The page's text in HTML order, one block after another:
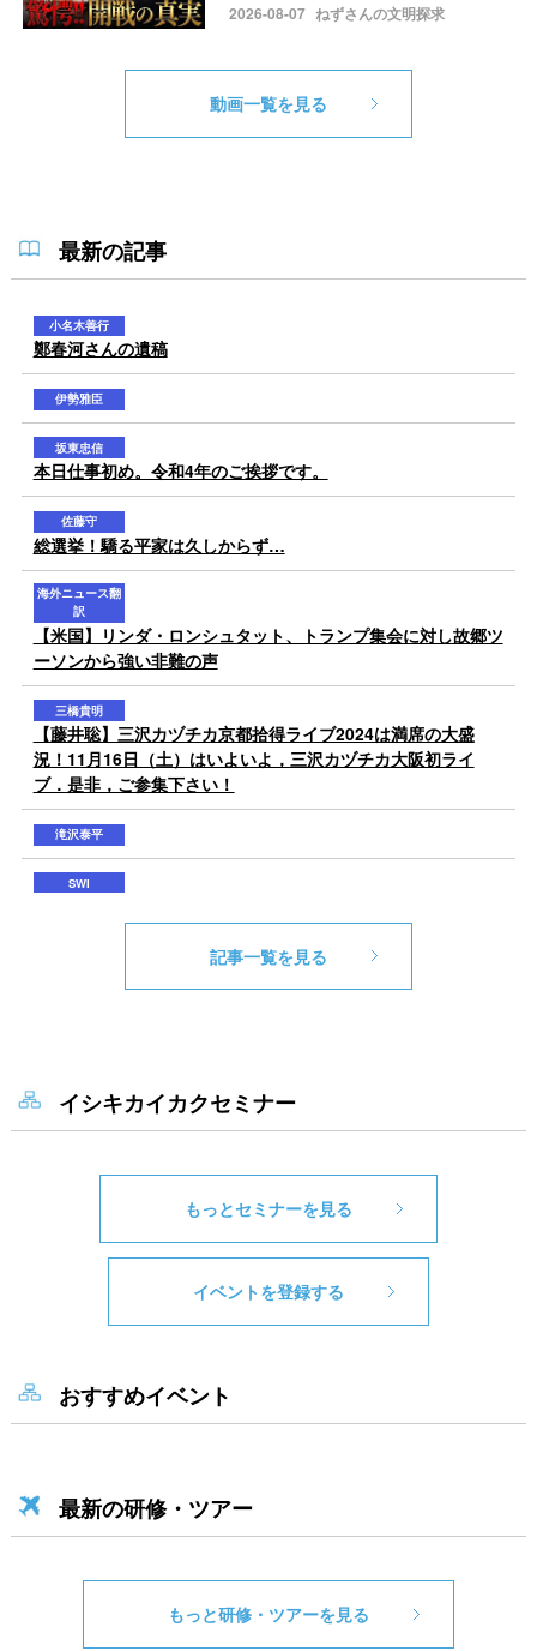
2026-08-07 ねずさんの文明探求
動画一覧を見る
最新の記事
記事一覧を見る
イシキカイカクセミナー
もっとセミナーを見る
イベントを登録する
おすすめイベント
最新の研修・ツアー
もっと研修・ツアーを見る